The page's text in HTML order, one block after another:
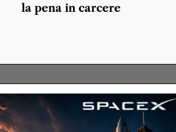
la pena in carcere